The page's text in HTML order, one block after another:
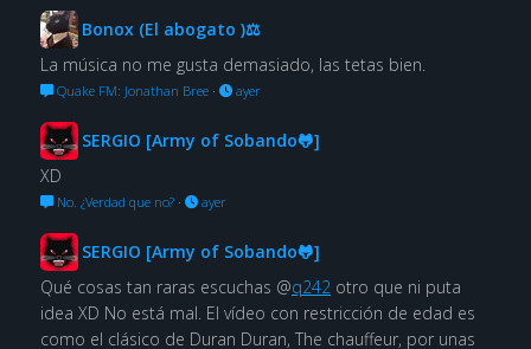
Bonox (El abogato )⚖
La música no me gusta demasiado, las tetas bien.
Quake FM: Jonathan Bree· ayer
SERGIO [Army of Sobando🐸]
XD
No. ¿Verdad que no?· ayer
SERGIO [Army of Sobando🐸]
Qué cosas tan raras escuchas @q242 otro que ni puta
idea XD No está mal. El vídeo con restricción de edad es
como el clásico de Duran Duran, The chauffeur, por unas